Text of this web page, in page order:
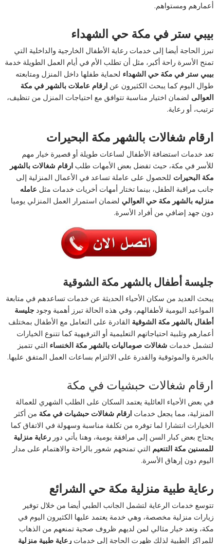
أعمارهم ومستواهم.
بيبي ستر في مكة حي الشهداء
تبرز الحاجة أيضا إلى خدمات رعاية الأطفال الخارجية والداخلية التي
تمنح الأسرة راحة أكبر، مثل أن تطلب الأم في أيام العمل الطويلة خدمة
بيبي ستر في مكة حي الشهداء لحماية طفلها داخل المنزل ومتابعته
طوال اليوم كما يبحث الكثيرون عنارقام عاملات بالشهر في مكة
العوالى لضمان اختيار مناسبة تتوافق مع احتياجات المنزل من تنظيف،
ترتيب، أو رعاية.
ارقام شغالات بالشهر مكة البحيرات
تعد خدمات استضافة الأطفال لساعات طويلة أو قصيرة خيار مهم
للأسر في مكة، حيث تفضل بعض الأمهات طلبارقام شغالات بالشهر
مكة البحيرات للحصول على عاملة تساعد في الأعمال المنزلية إلى
جانب مراقبة الطفل، بينما تختار أمهات أخريات خدمات مثل عامله
منزليه بالشهر مكة حي العوالي لضمان استمرار العمل المنزلي يوميا
دون جهد إضافي من أفراد الأسرة.
جليسة أطفال بالشهر مكة الشوقية
يبحث العديد من سكان الأحياء الحديثة عن خدمات تساعدهم في متابعة
المواعيد اليومية لأطفالهم، وفي هذه الحالة تبرز أهمية وجودجليسة
أطفال بالشهر مكة الشوقية القادرة على التعامل مع الأطفال بمختلف
أعمارهم وتلبية احتياجاتهم التعليمية أو الترفيهية كما تتنوع الخيارات
لتشمل خدمات شغالات صوماليات بالشهر مكة الخنساء التي تتميز
بالخبرة والموثوقية والقدرة على الالتزام بساعات العمل المتفق عليها.
ارقام شغالات حبشيات في مكة
في بعض الأحياء العائلية يعتمد السكان على الطلب الشهري للعمالة
المنزلية، مما يجعل خدمات ارقام شغالات حبشيات في مكة من أكثر
الخيارات انتشارا لما توفره من تكلفة مناسبة وسهولة في الاتفاق كما
يحتاج بعض كبار السن إلى مرافقة يومية، وهنا يأتي دوررعاية منزلية
للمسنين مكة التنعيم التي تمنحهم شعور بالراحة والاهتمام على مدار
اليوم دون إرهاق الأسرة.
رعاية طبية منزلية مكة حي الشرائع
تتوسع خدمات الرعاية لتشمل الجانب الطبي أيضا من خلال توفير
زيارات منزلية مخصصة، وهي خدمة يعتمد عليها الكثيرون اليوم في
مكة، وتعد خيار مثالي لمن لديهم ظروف صحية تمنعهم من الذهاب
للمراكز الطبية لذلك ظهرت الحاجة إلى خدماترعاية طبية منزلية